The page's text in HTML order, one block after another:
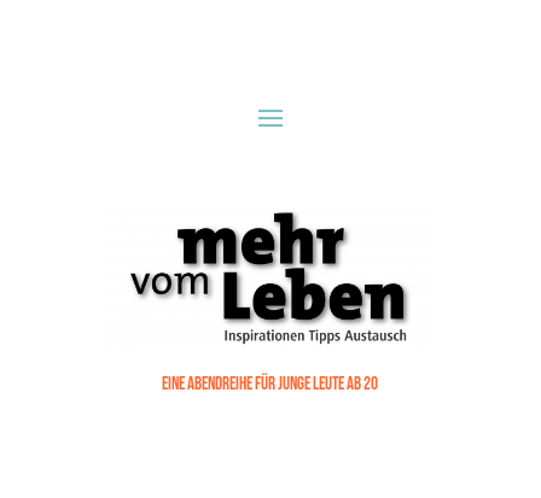
EINE ABENDREIHE FÜR JUNGE LEUTE AB 20